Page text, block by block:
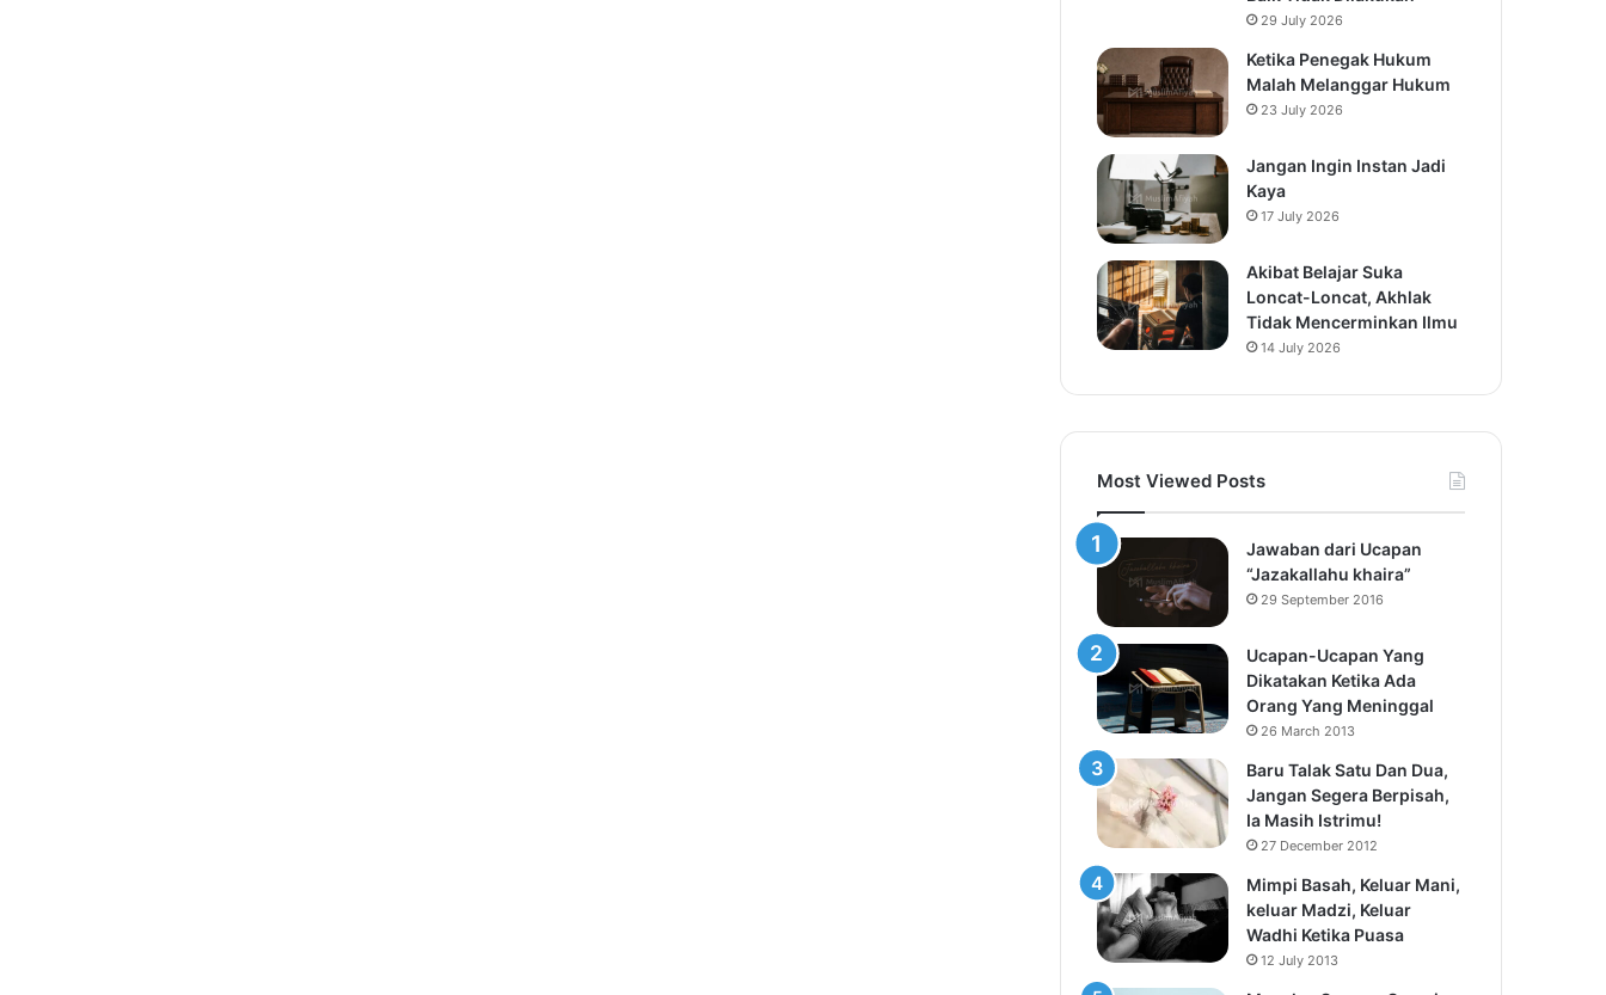
29 July 2026
Ketika Penegak Hukum
Malah Melanggar Hukum
23 July 2026
Jangan Ingin Instan Jadi
Kaya
17 July 2026
Akibat Belajar Suka
Loncat-Loncat, Akhlak
Tidak Mencerminkan Ilmu
14 July 2026
Most Viewed Posts
Jawaban dari Ucapan
“Jazakallahu khaira”
29 September 2016
Ucapan-Ucapan Yang
Dikatakan Ketika Ada
Orang Yang Meninggal
26 March 2013
Baru Talak Satu Dan Dua,
Jangan Segera Berpisah,
Ia Masih Istrimu!
27 December 2012
Mimpi Basah, Keluar Mani,
keluar Madzi, Keluar
Wadhi Ketika Puasa
12 July 2013